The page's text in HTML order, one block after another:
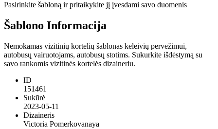
Pasirinkite šabloną ir pritaikykite jį įvesdami savo duomenis
Šablono Informacija
Nemokamas vizitinių kortelių šablonas keleivių pervežimui,
autobusų vairuotojams, autobusų stotims. Sukurkite išdėstymą su
savo rankomis vizitinės kortelės dizaineriu.
ID
151461
Sukūrė
2023-05-11
Dizaineris
Victoria Pomerkovanaya